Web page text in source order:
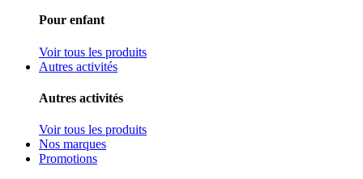
Pour enfant
Voir tous les produits
Autres activités
Autres activités
Voir tous les produits
Nos marques
Promotions